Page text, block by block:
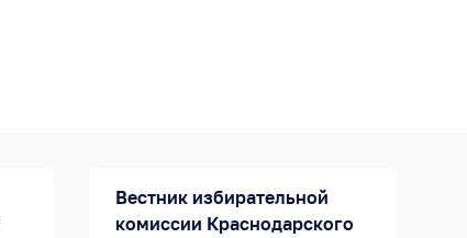
Вестник избирательной
комиссии Краснодарского